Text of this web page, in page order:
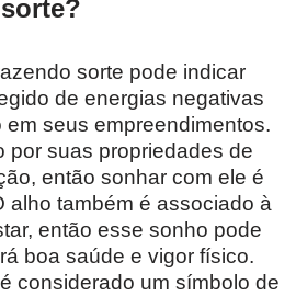
sorte pode indicar
de energias negativas
seus empreendimentos.
por suas propriedades de
então sonhar com ele é
alho também é associado à
então esse sonho pode
boa saúde e vigor físico.
considerado um símbolo de